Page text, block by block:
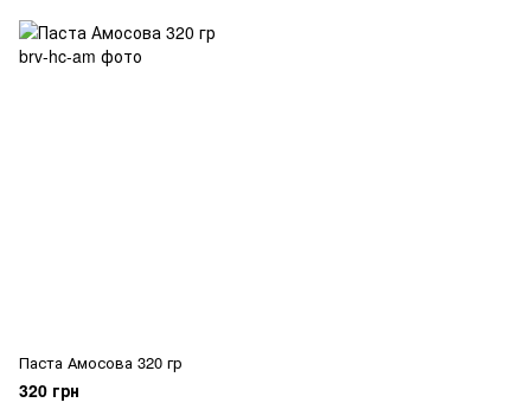
Паста Амосова 320 гр
320 грн